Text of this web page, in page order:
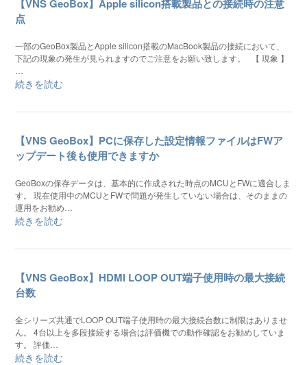
【VNS GeoBox】Apple silicon搭載製品との接続時の注意
点
一部のGeoBox製品とApple silicon搭載のMacBook製品の接続において、
下記の現象の発生が見られますのでご注意をお願い致します。 【 現象 】
…
続きを読む
【VNS GeoBox】PCに保存した設定情報ファイルはFWア
ップデート後も使用できますか
GeoBoxの保存データは、基本的に作成された時点のMCUとFWに適合しま
す。 現在使用中のMCUとFWで問題が発生していない場合は、そのままの
運用をお勧め…
続きを読む
【VNS GeoBox】HDMI LOOP OUT端子使用時の最大接続
台数
全シリーズ共通でLOOP OUT端子使用時の最大接続台数に制限はありませ
ん。 4台以上を多段接続する場合は評価機での動作確認をお勧めしていま
す。 評価…
続きを読む